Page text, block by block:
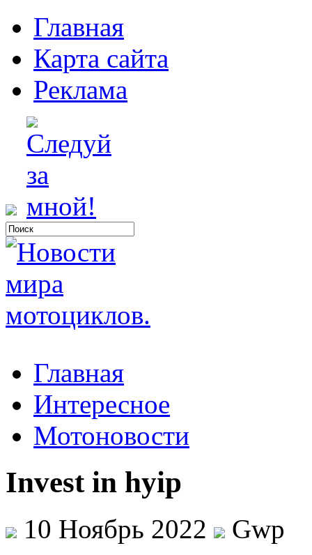
Главная
Карта сайта
Реклама
Главная
Интересное
Мотоновости
Invest in hyip
10 Ноябрь 2022
Gwp